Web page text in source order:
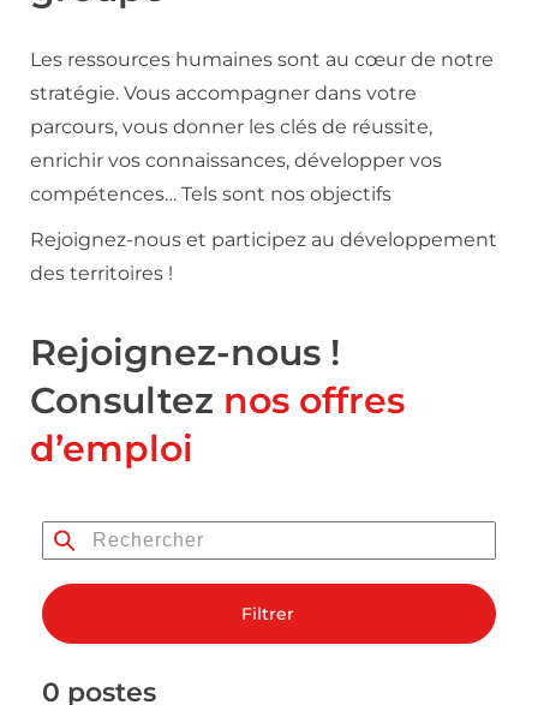
Les ressources humaines sont au cœur de notre
stratégie. Vous accompagner dans votre
parcours, vous donner les clés de réussite,
enrichir vos connaissances, développer vos
compétences… Tels sont nos objectifs
Rejoignez-nous et participez au développement
des territoires !
Rejoignez-nous !
Consultez nos offres
d’emploi
Filtrer
0 postes